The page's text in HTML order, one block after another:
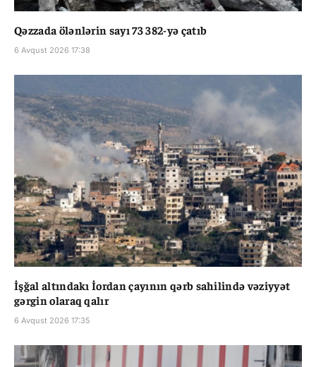
Qəzzada ölənlərin sayı 73 382-yə çatıb
6 Avqust 2026 17:38
İşğal altındakı İordan çayının qərb sahilində vəziyyət
gərgin olaraq qalır
6 Avqust 2026 17:35